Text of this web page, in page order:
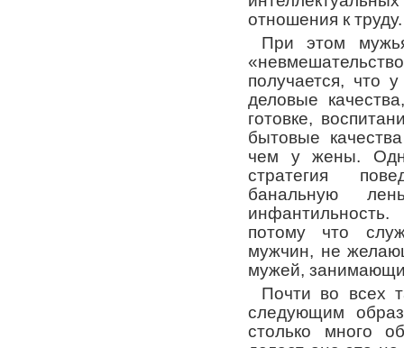
отношения к труду.
При этом
получается, что
деловые
готовке,
бытовые
чем у жены.
стратегия
банальную
потому что
мужчин, не
мужей,
Почти во всех
следующим
столько много